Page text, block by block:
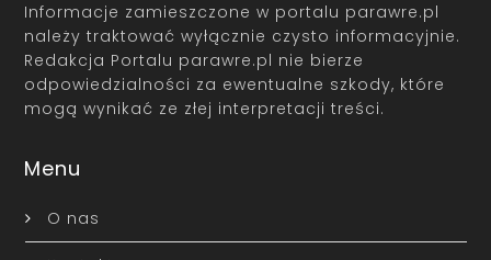
Informacje zamieszczone w portalu parawre.pl
należy traktować wyłącznie czysto informacyjnie.
Redakcja Portalu parawre.pl nie bierze
odpowiedzialności za ewentualne szkody, które
mogą wynikać ze złej interpretacji treści.
Menu
O nas